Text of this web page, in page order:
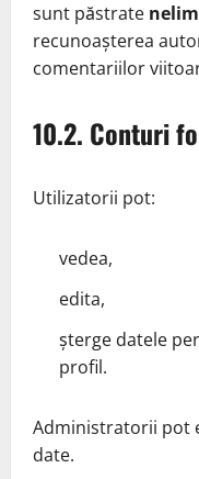
sunt păstrate
recunoașterea
comentariilor
10.2. Conturi
Utilizatorii pot:
vedea,
edita,
șterge datele
profil.
Administratorii pot
date.